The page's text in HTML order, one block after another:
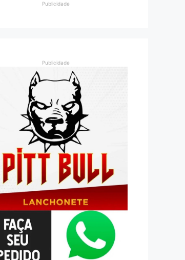
Publicidade
Publicidade